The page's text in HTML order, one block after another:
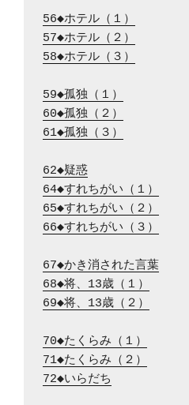
56◆ホテル（１）
57◆ホテル（２）
58◆ホテル（３）
59◆孤独（１）
60◆孤独（２）
61◆孤独（３）
62◆疑惑
64◆すれちがい（１）
65◆すれちがい（２）
66◆すれちがい（３）
67◆かき消された言葉
68◆将、13歳（１）
69◆将、13歳（２）
70◆たくらみ（１）
71◆たくらみ（２）
72◆いらだち